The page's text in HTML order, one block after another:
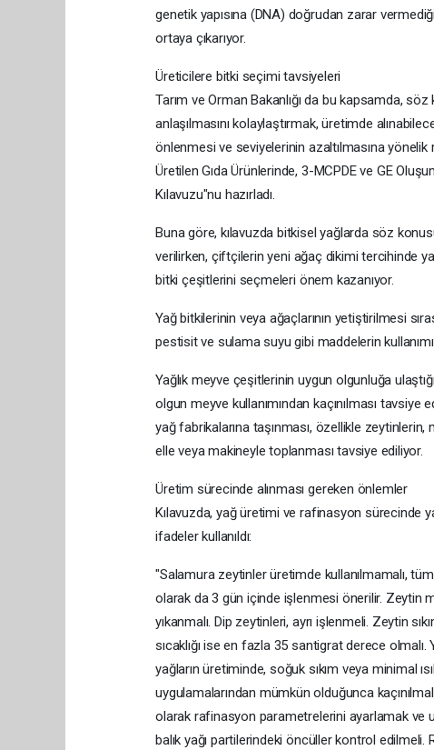
genetik yapısına (DNA) doğrudan zarar
ortaya çıkarıyor.
Üreticilere bitki seçimi tavsiyeleri
Tarım ve Orman Bakanlığı da bu kapsamda,
anlaşılmasını kolaylaştırmak, üretimde
önlenmesi ve seviyelerinin azaltılmasına
Üretilen Gıda Ürünlerinde, 3-MCPDE ve GE
Kılavuzu"nu hazırladı.
Buna göre, kılavuzda bitkisel yağlarda söz
verilirken, çiftçilerin yeni ağaç dikimi tercihinde
bitki çeşitlerini seçmeleri önem kazanıyor.
Yağ bitkilerinin veya ağaçlarının yetiştirilmesi
pestisit ve sulama suyu gibi maddelerin
Yağlık meyve çeşitlerinin uygun olgunluğa
olgun meyve kullanımından kaçınılması
yağ fabrikalarına taşınması, özellikle
elle veya makineyle toplanması tavsiye ediliyor.
Üretim sürecinde alınması gereken önlemler
Kılavuzda, yağ üretimi ve rafinasyon sürecinde
ifadeler kullanıldı:
"Salamura zeytinler üretimde kullanılmamalı,
olarak da 3 gün içinde işlenmesi önerilir. Zeytin
yıkanmalı. Dip zeytinleri, ayrı işlenmeli. Zeytin
sıcaklığı ise en fazla 35 santigrat derece
yağların üretiminde, soğuk sıkım veya minimal
uygulamalarından mümkün olduğunca
olarak rafinasyon parametrelerini ayarlamak ve
balık yağı partilerindeki öncüller kontrol